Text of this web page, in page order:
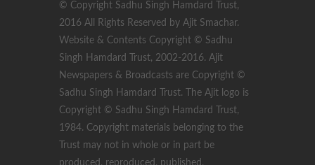
© Copyright Sadhu Singh Hamdard Trust,
2016 All Rights Reserved by Ajit Smachar.
Website & Contents Copyright © Sadhu
Singh Hamdard Trust, 2002-2016. Ajit
Newspapers & Broadcasts are Copyright ©
Sadhu Singh Hamdard Trust. The Ajit logo is
Copyright © Sadhu Singh Hamdard Trust,
1984. Copyright materials belonging to the
Trust may not in whole or in part be
produced, reproduced, published,